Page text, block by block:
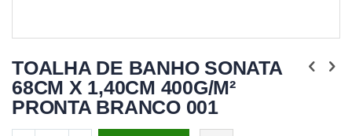
início
da
Galeria
TOALHA DE BANHO SONATA
68CM X 1,40CM 400G/M²
PRONTA BRANCO 001